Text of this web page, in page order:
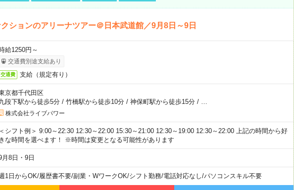
ションのアリーナツアー＠日本武道館／9月8日～9日
給1250円～
交通費別途支給あり
交通費 支給（規定有り）
京都千代田区
段下駅から徒歩5分/ 竹橋駅から徒歩10分/ 神保町駅から徒歩15分/
株式会社ライブパワー
＜シフト例＞ 9:00～22:30 12:30～22:00 15:30～21:00 12:30～19:00 12:30～22:00 上記の時間から好
きな時間を選べます！ ※時間は変更となる可能性があります
月8日・9日
1日からOK/履歴書不要/副業・WワークOK/シフト勤務/電話対応なし/パソコンスキル不要